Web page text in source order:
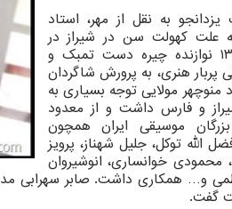
به نقل از مهر، استاد
علت کهولت سن در شیراز در
گذشت. استاد مولایی متولد ۱۳۱۷ نوازنده چیره دست تمبک و
هنری، به پرورش شاگردان
مولایی توجه بسیاری به
و فارس داشت و از معدود
موسیقی ایران همچون
الله توکل، جلیل شهناز، پرویز
محمودی خوانساری، انوشیروان
و… همکاری داشت. صابر سهرابی
گفت.